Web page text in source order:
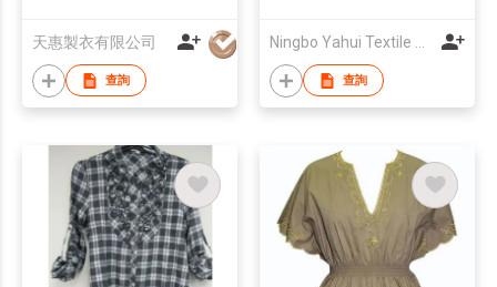
天惠製衣有限公司
查詢
Ningbo Yahui Textile Co., Ltd.
查詢